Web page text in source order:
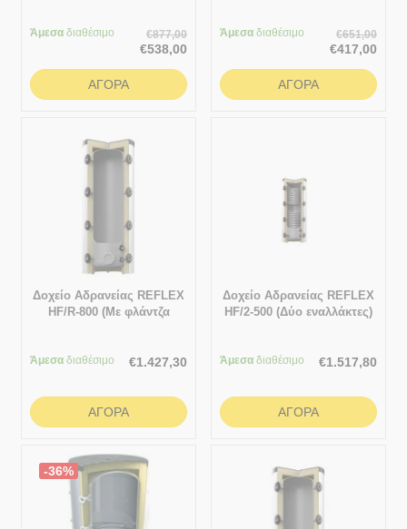
Άμεσα διαθέσιμο €877,00
€538,00
ΑΓΟΡΆ
Άμεσα διαθέσιμο €651,00
€417,00
ΑΓΟΡΆ
Δοχείο Αδρανείας REFLEX
HF/R-800 (Με φλάντζα
Άμεσα διαθέσιμο €1.427,30
ΑΓΟΡΆ
Δοχείο Αδρανείας REFLEX
HF/2-500 (Δύο εναλλάκτες)
Άμεσα διαθέσιμο €1.517,80
ΑΓΟΡΆ
-36%